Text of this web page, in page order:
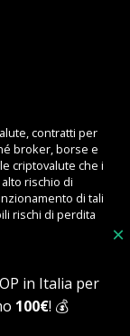
×
in Italia per
100€! 💰
contratti per
broker, borse e
criptovalute che i
rischio di
di tali
rischi di perdita
- Sede legale: Via
03393810795 -